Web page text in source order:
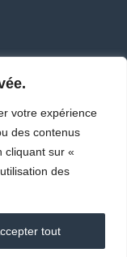
votre expérience
des contenus
cliquant sur «
des
tout